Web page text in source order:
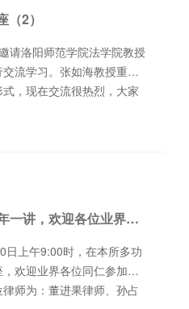
2）
流学习。张如海教授重点
，现在交流很热烈，大家
河南诚然律师事务所牛年一讲，欢迎各位业界同仁踊跃参加交流！
欢迎业界各位同仁参加交
师为：董进果律师、孙占